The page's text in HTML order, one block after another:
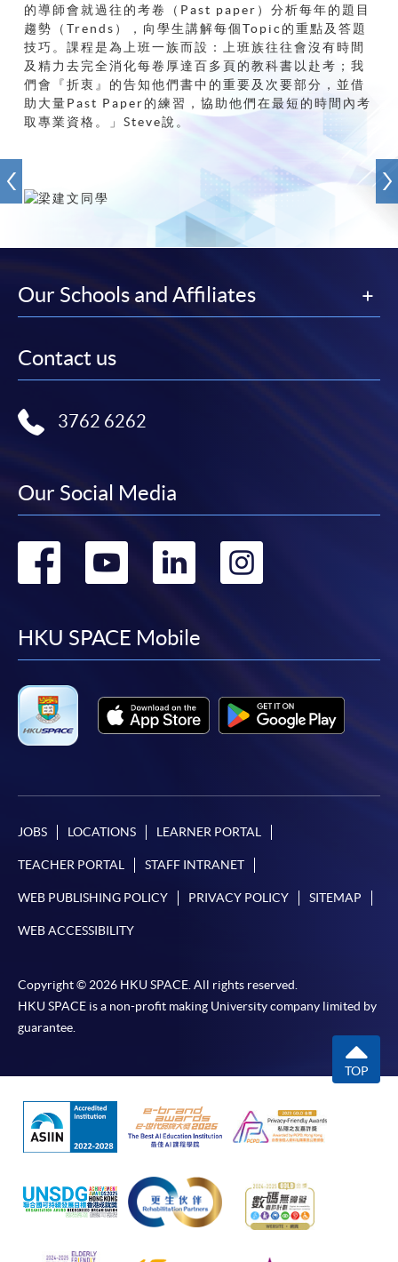
的導師會就過往的考卷（Past paper）分析每年的題目
趨勢（Trends），向學生講解每個Topic的重點及答題
技巧。課程是為上班一族而設：上班族往往會沒有時間
及精力去完全消化每卷厚達百多頁的教科書以赴考；我
們會『折衷』的告知他們書中的重要及次要部分，並借
助大量Past Paper的練習，協助他們在最短的時間內考
取專業資格。」Steve說。
Our Schools and Affiliates
Contact us
3762 6262
Our Social Media
Go
facebook
Go
youtube
Go
linkedin
Go
HKU SPACE Mobile
JOBS LOCATIONS LEARNER PORTAL
TEACHER PORTAL STAFF INTRANET
WEB PUBLISHING POLICY PRIVACY POLICY SITEMAP
WEB ACCESSIBILITY
Copyright © 2026 HKU SPACE. All rights reserved.
HKU SPACE is a non-profit making University company limited by
guarantee.
TOP